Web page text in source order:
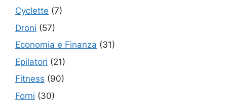
Cyclette (7)
Droni (57)
Economia e Finanza (31)
Epilatori (21)
Fitness (90)
Forni (30)